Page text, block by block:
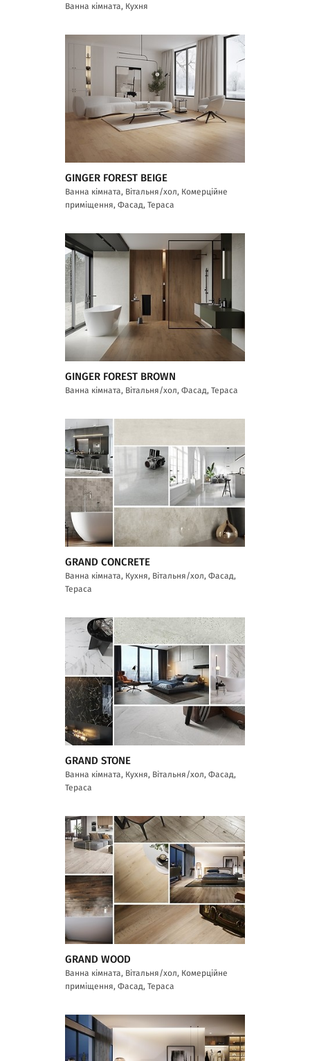
Ванна кімната, Кухня
GINGER FOREST BEIGE
Ванна кімната, Вітальня/хол, Комерційне
приміщення, Фасад, Тераса
GINGER FOREST BROWN
Ванна кімната, Вітальня/хол, Фасад, Тераса
GRAND CONCRETE
Ванна кімната, Кухня, Вітальня/хол, Фасад,
Тераса
GRAND STONE
Ванна кімната, Кухня, Вітальня/хол, Фасад,
Тераса
GRAND WOOD
Ванна кімната, Вітальня/хол, Комерційне
приміщення, Фасад, Тераса